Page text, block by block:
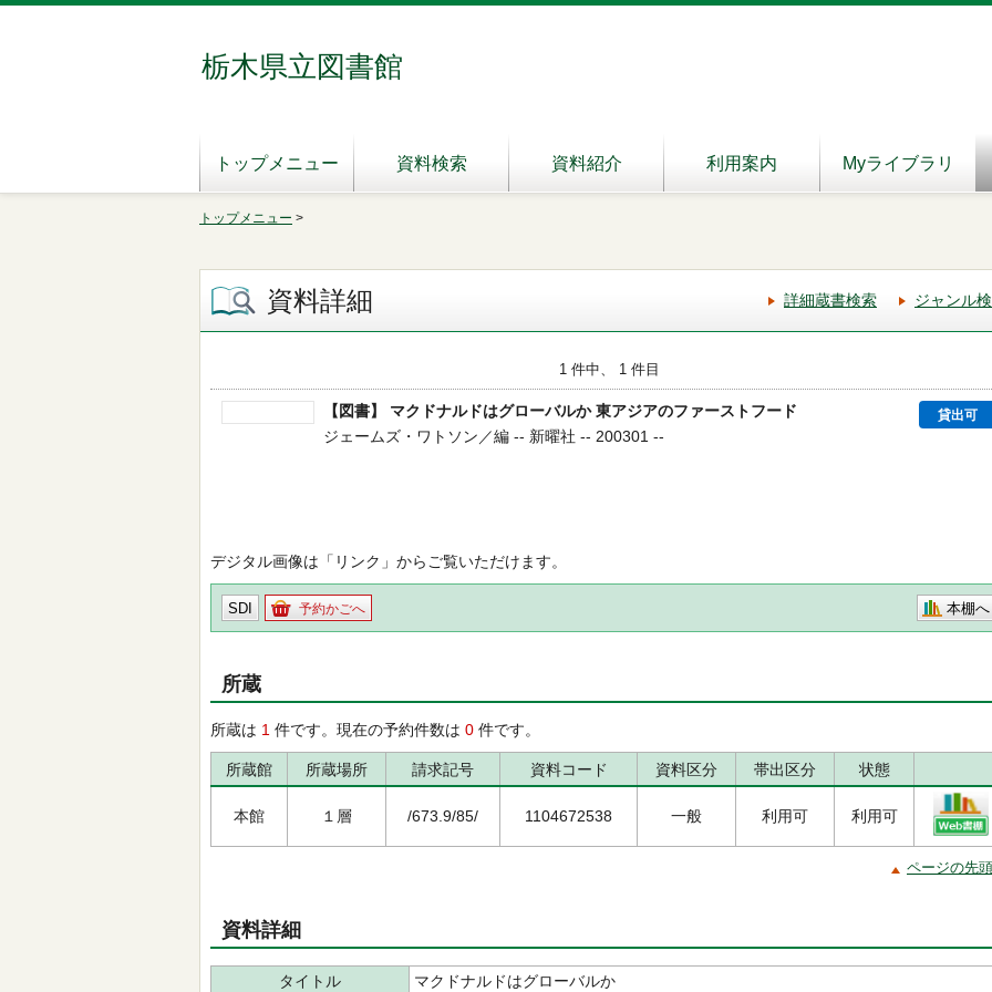
栃木県立図書館
トップメニュー 資料検索 資料紹介 利用案内 Myライブラリ
トップメニュー >
資料詳細 詳細蔵書検索 ジャンル
1 件中、 1 件目
【図書】 マクドナルドはグローバルか 東アジアのファーストフード 貸出可
ジェームズ・ワトソン／編 -- 新曜社 -- 200301 --
デジタル画像は「リンク」からご覧いただけます。
SDI 予約かごへ 本棚へ
所蔵
所蔵は 1 件です。現在の予約件数は 0 件です。
所蔵館 所蔵場所 請求記号 資料コード 資料区分 帯出区分 状態
本館 １層 /673.9/85/ 1104672538 一般 利用可 利用可
ページの先
資料詳細
タイトル マクドナルドはグローバルか